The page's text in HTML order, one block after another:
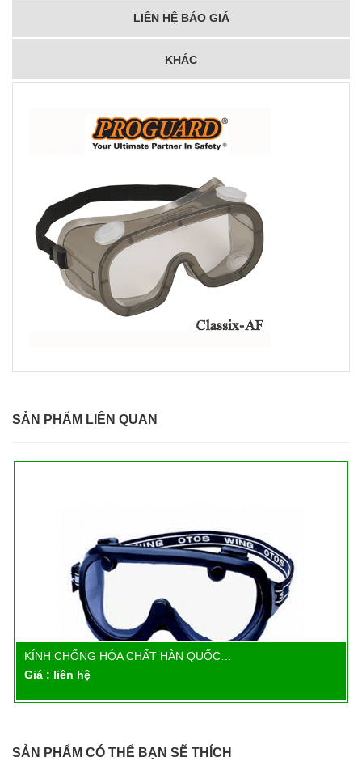
LIÊN HỆ BÁO GIÁ
KHÁC
SẢN PHẨM LIÊN QUAN
Chi tiết
KÍNH CHỐNG HÓA CHẤT HÀN QUỐC…
Giá : liên hệ
SẢN PHẨM CÓ THỂ BẠN SẼ THÍCH